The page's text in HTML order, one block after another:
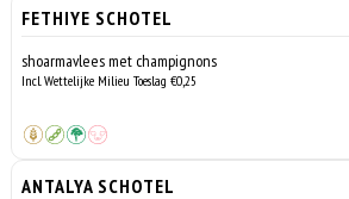
FETHIYE SCHOTEL
shoarmavlees met champignons
Incl. Wettelijke Milieu Toeslag €0,25
ANTALYA SCHOTEL